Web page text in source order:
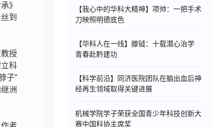
》
到
授
科
子”
洲
【我心中的华科大精神】项帅：一把手术
刀映照明德底色
【华科人在一线】滕钺：十载潜心治学
青春赴黔建功
【科学前沿】同济医院团队在脑出血后神
经再生领域取得关键进展
机械学院学子荣获全国青少年科技创新大
赛中国科协主席奖